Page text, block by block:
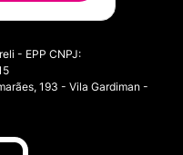
- EPP CNPJ:
193 - Vila Gardiman -